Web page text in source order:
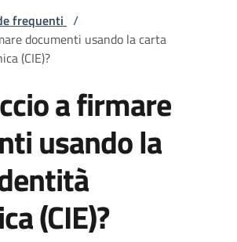
pane
frequenti /
documenti usando la carta
(CIE)?
a firmare
usando la
(CIE)?